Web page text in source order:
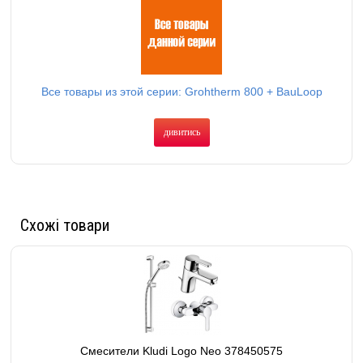
Cмеситель для умывальника: 108
Диаметр подключения:Cмеситель для ванны: 1/2". Cмеситель для умывальника:
Диаметр ручной лейки, мм:
Смеситель термостатический для ванны Grohtherm 800
(34567000), смеситель для умывальника BauLoop (23762000), душевой гарнитур
Смеситель для умывальника: входят в комплект
Количество режимов переключения лейки:2
Все товары из этой серии: Grohtherm 800 + BauLoop
дивитись
Схожі товари
Смесители Kludi Logo Neo 378450575